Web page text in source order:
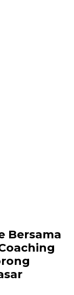
Bersama